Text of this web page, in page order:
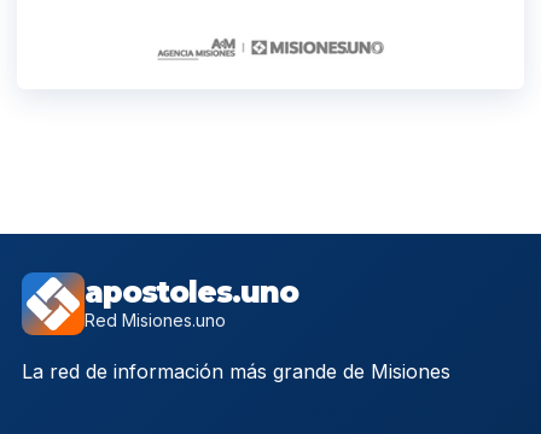
apostoles.uno
Red Misiones.uno
La red de información más grande de Misiones